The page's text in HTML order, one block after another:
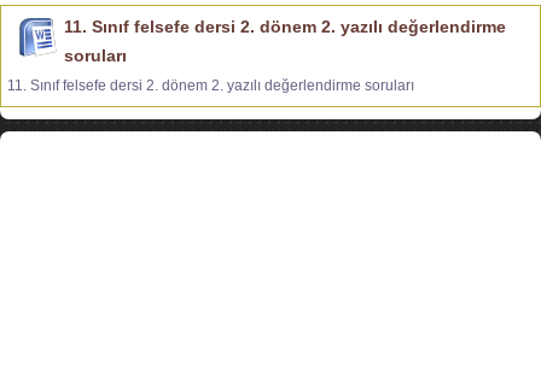
11. Sınıf felsefe dersi 2. dönem 2. yazılı değerlendirme
soruları
11. Sınıf felsefe dersi 2. dönem 2. yazılı değerlendirme soruları